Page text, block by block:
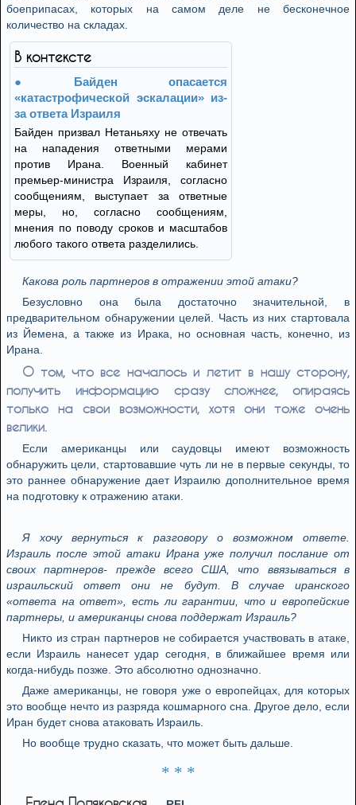
боеприпасах, которых на самом деле не бесконечное
количество на складах.
В контексте
Байден опасается
«катастрофической эскалации» из-
за ответа Израиля
Байден призвал Нетаньяху не отвечать
на нападения ответными мерами
против Ирана. Военный кабинет
премьер-министра Израиля, согласно
сообщениям, выступает за ответные
меры, но, согласно сообщениям,
мнения по поводу сроков и масштабов
любого такого ответа разделились.
Какова роль партнеров в отражении этой атаки?
Безусловно она была достаточно значительной, в
предварительном обнаружении целей. Часть из них стартовала
из Йемена, а также из Ирака, но основная часть, конечно, из
Ирана.
О том, что все началось и летит в нашу сторону,
получить информацию сразу сложнее, опираясь
только на свои возможности, хотя они тоже очень
велики.
Если американцы или саудовцы имеют возможность
обнаружить цели, стартовавшие чуть ли не в первые секунды, то
это раннее обнаружение дает Израилю дополнительное время
на подготовку к отражению атаки.
Я хочу вернуться к разговору о возможном ответе.
Израиль после этой атаки Ирана уже получил послание от
своих партнеров- прежде всего США, что ввязываться в
израильский ответ они не будут. В случае иранского
«ответа на ответ», есть ли гарантии, что и европейские
партнеры, и американцы снова поддержат Израиль?
Никто из стран партнеров не собирается участвовать в атаке,
если Израиль нанесет удар сегодня, в ближайшее время или
когда-нибудь позже. Это абсолютно однозначно.
Даже американцы, не говоря уже о европейцах, для которых
это вообще нечто из разряда кошмарного сна. Другое дело, если
Иран будет снова атаковать Израиль.
Но вообще трудно сказать, что может быть дальше.
* * *